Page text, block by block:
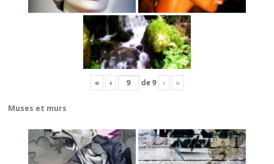
« ‹ de9 › »
Muses et murs